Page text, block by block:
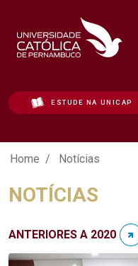
ESTUDE NA UNICAP
Notícias - Unicap
Home Notícias
NOTÍCIAS
ANTERIORES A 2020